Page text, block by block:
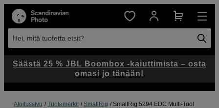
Hei, mitä tuotetta etsit?
Aloitussivu Tuotemerkit SmallRig SmallRig 5294 EDC Multi-Tool
Säästä 25 % JBL Boombox -kaiuttimista – osta
omasi jo tänään!